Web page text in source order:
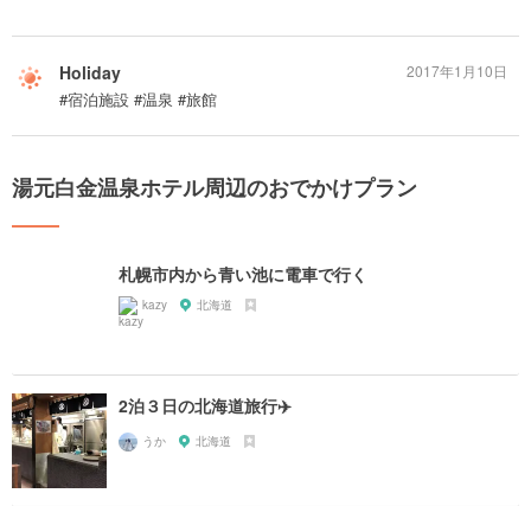
Holiday
#宿泊施設 #温泉 #旅館
2017年1月10日
湯元白金温泉ホテル周辺のおでかけプラン
札幌市内から青い池に電車で行く
kazy 北海道
2泊３日の北海道旅行✈️
うか 北海道